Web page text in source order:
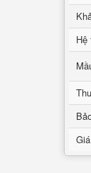
Hệ
Giá